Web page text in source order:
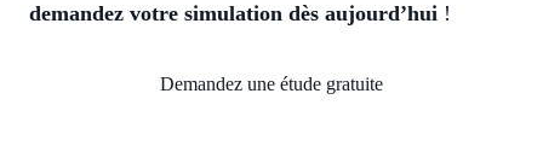
demandez votre simulation dès aujourd’hui !
Demandez une étude gratuite